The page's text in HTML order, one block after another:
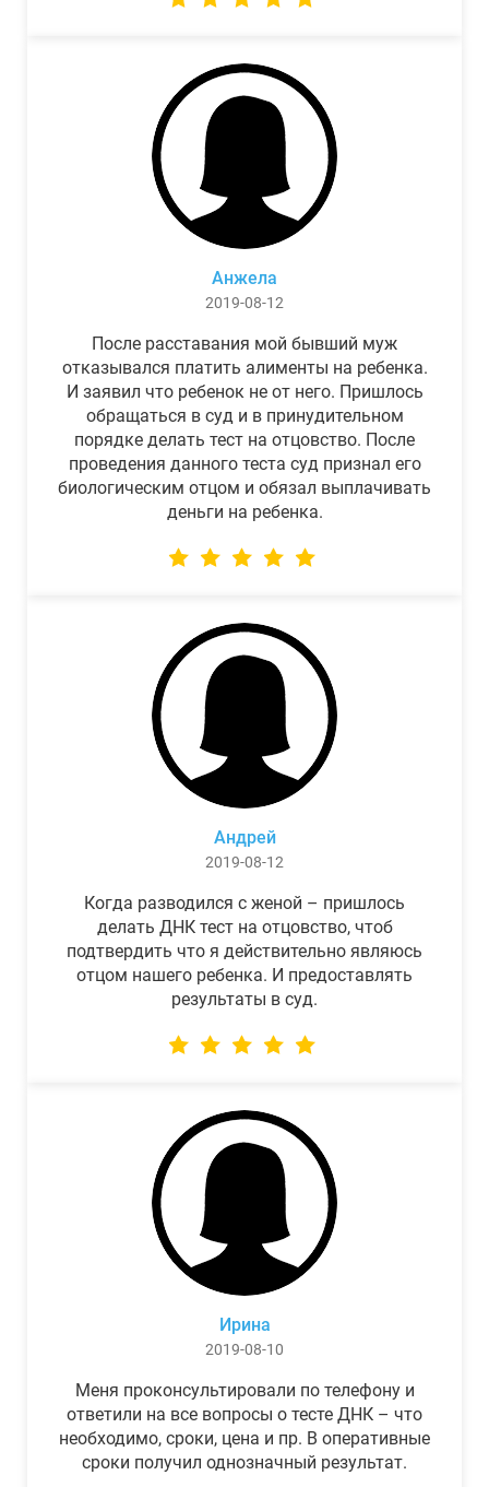
Анжела
2019-08-12
После расставания мой бывший муж
отказывался платить алименты на ребенка.
И заявил что ребенок не от него. Пришлось
обращаться в суд и в принудительном
порядке делать тест на отцовство. После
проведения данного теста суд признал его
биологическим отцом и обязал выплачивать
деньги на ребенка.
Андрей
2019-08-12
Когда разводился с женой – пришлось
делать ДНК тест на отцовство, чтоб
подтвердить что я действительно являюсь
отцом нашего ребенка. И предоставлять
результаты в суд.
Ирина
2019-08-10
Меня проконсультировали по телефону и
ответили на все вопросы о тесте ДНК – что
необходимо, сроки, цена и пр. В оперативные
сроки получил однозначный результат.